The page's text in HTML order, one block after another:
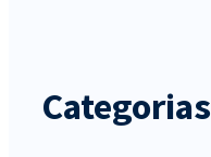
Categorias